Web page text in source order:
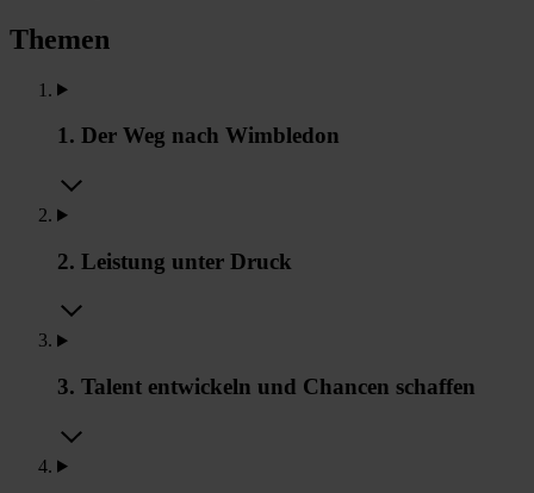
Themen
1. Der Weg nach Wimbledon
2. Leistung unter Druck
3. Talent entwickeln und Chancen schaffen